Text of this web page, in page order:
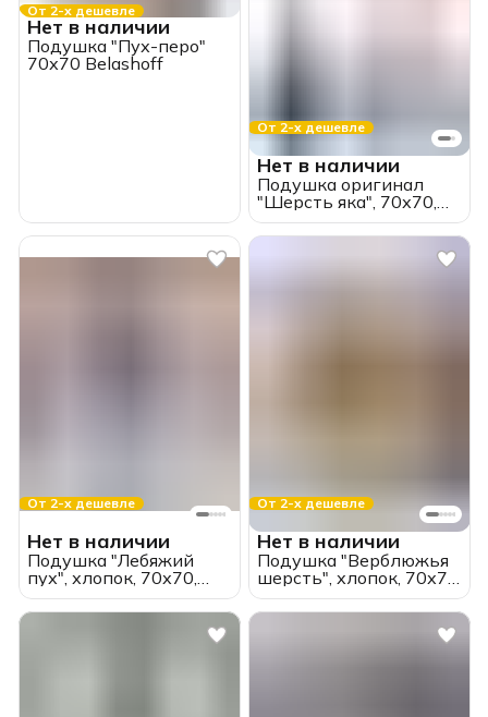
От 2-х дешевле
Нет в наличии
Подушка "Пух-перо"
70х70 Belashoff
От 2-х дешевле
Нет в наличии
Подушка оригинал
"Шерсть яка", 70х70,
ИвШвейСтандарт
От 2-х дешевле
Нет в наличии
Подушка "Лебяжий
пух", хлопок, 70х70,
двухкамерная
От 2-х дешевле
Нет в наличии
Подушка "Верблюжья
шерсть", хлопок, 70х70,
двухкамерная